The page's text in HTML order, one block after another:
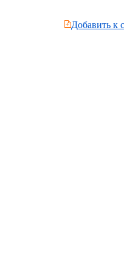
Добавить к